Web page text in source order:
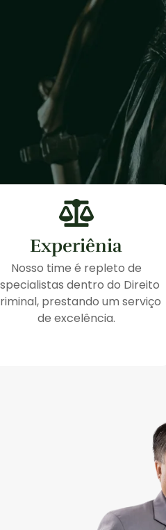
Experiênia
Nosso time é repleto de
dentro do Direito
prestando um serviço
de excelência.